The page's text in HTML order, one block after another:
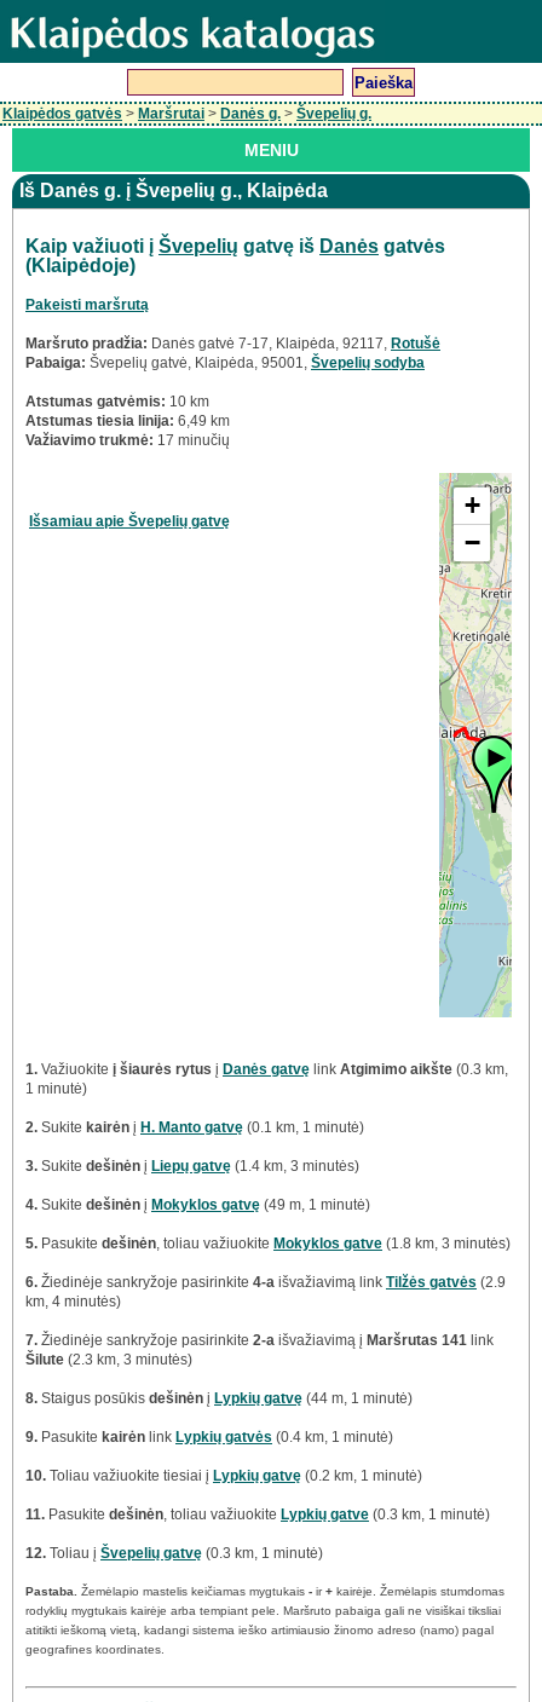
Klaipėdos gatvės > Maršrutai > Danės g. > Švepelių g.
MENIU
Iš Danės g. į Švepelių g., Klaipėda
Kaip važiuoti į Švepelių gatvę iš Danės gatvės
(Klaipėdoje)
Pakeisti maršrutą
Maršruto pradžia: Danės gatvė 7-17, Klaipėda, 92117, Rotušė
Pabaiga: Švepelių gatvė, Klaipėda, 95001, Švepelių sodyba
Atstumas gatvėmis: 10 km
Atstumas tiesia linija: 6,49 km
Važiavimo trukmė: 17 minučių
Išsamiau apie Švepelių gatvę
+
−
1. Važiuokite į šiaurės rytus į Danės gatvę link Atgimimo aikšte (0.3 km,
1 minutė)
2. Sukite kairėn į H. Manto gatvę (0.1 km, 1 minutė)
3. Sukite dešinėn į Liepų gatvę (1.4 km, 3 minutės)
4. Sukite dešinėn į Mokyklos gatvę (49 m, 1 minutė)
5. Pasukite dešinėn, toliau važiuokite Mokyklos gatve (1.8 km, 3 minutės)
6. Žiedinėje sankryžoje pasirinkite 4-a išvažiavimą link Tilžės gatvės (2.9
km, 4 minutės)
7. Žiedinėje sankryžoje pasirinkite 2-a išvažiavimą į Maršrutas 141 link
Šilute (2.3 km, 3 minutės)
8. Staigus posūkis dešinėn į Lypkių gatvę (44 m, 1 minutė)
9. Pasukite kairėn link Lypkių gatvės (0.4 km, 1 minutė)
10. Toliau važiuokite tiesiai į Lypkių gatvę (0.2 km, 1 minutė)
11. Pasukite dešinėn, toliau važiuokite Lypkių gatve (0.3 km, 1 minutė)
12. Toliau į Švepelių gatvę (0.3 km, 1 minutė)
Pastaba. Žemėlapio mastelis keičiamas mygtukais - ir+ kairėje. Žemėlapis stumdomas
rodyklių mygtukais kairėje arba tempiant pele. Maršruto pabaiga gali ne visiškai tiksliai
atitikti ieškomą vietą, kadangi sistema ieško artimiausio žinomo adreso (namo) pagal
geografines koordinates.